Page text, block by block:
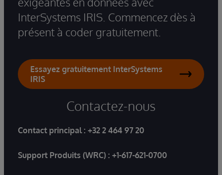
InterSystems IRIS. Commencez dès à
présent à coder gratuitement.
Essayez gratuitement InterSystems
IRIS
Contactez-nous
Contact principal : +32 2 464 97 20
Support Produits (WRC) : +1-617-621-0700